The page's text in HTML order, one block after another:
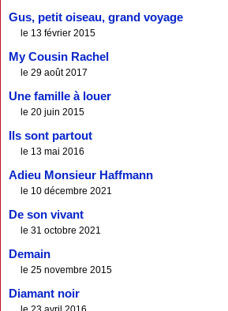
Gus, petit oiseau, grand voyage
le 13 février 2015
My Cousin Rachel
le 29 août 2017
Une famille à louer
le 20 juin 2015
Ils sont partout
le 13 mai 2016
Adieu Monsieur Haffmann
le 10 décembre 2021
De son vivant
le 31 octobre 2021
Demain
le 25 novembre 2015
Diamant noir